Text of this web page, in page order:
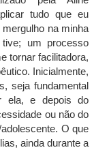
tudo que eu
na minha
um processo
tornar facilitadora,
Inicialmente,
seja fundamental
ela, e depois do
ou não do
O que
ainda durante a